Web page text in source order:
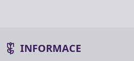
INFORMACE